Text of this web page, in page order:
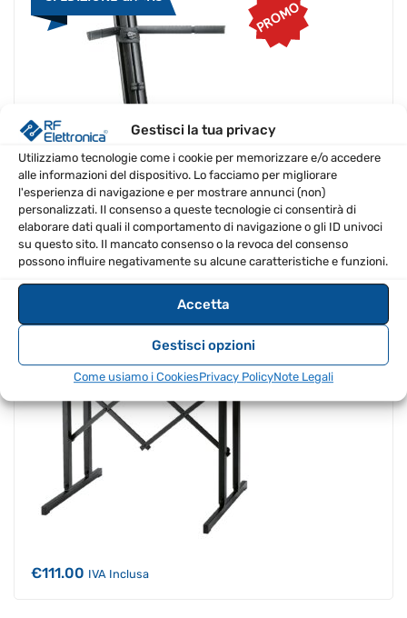
Gestisci la tua privacy
Utilizziamo tecnologie come i cookie per memorizzare e/o accedere
alle informazioni del dispositivo. Lo facciamo per migliorare
l'esperienza di navigazione e per mostrare annunci (non)
personalizzati. Il consenso a queste tecnologie ci consentirà di
elaborare dati quali il comportamento di navigazione o gli ID univoci
su questo sito. Il mancato consenso o la revoca del consenso
possono influire negativamente su alcune caratteristiche e funzioni.
Accetta
Gestisci opzioni
Come usiamo i CookiesPrivacy PolicyNote Legali
PROMO
€245.00 Il
prezzo
originale
€245.00.
€235.20Il
prezzo
attuale
€235.20.
IVA Inclusa
SPEDIZIONE GRATIS
€111.00 IVA Inclusa